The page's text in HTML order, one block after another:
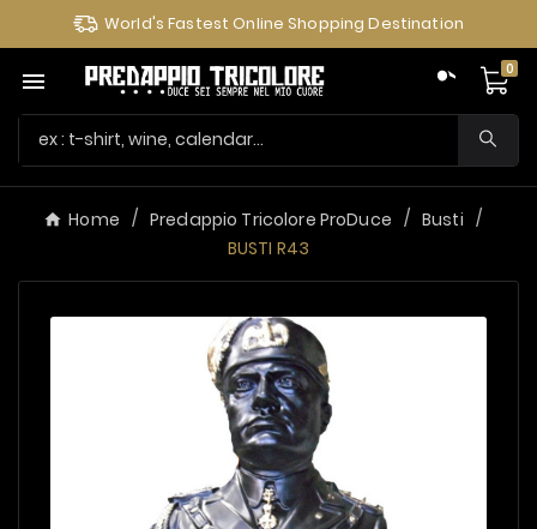
World's Fastest Online Shopping Destination
 0
Home Predappio Tricolore ProDuce
Busti
BUSTI R43